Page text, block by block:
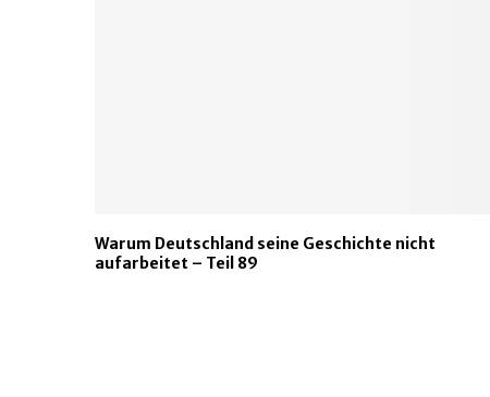
Warum Deutschland seine Geschichte nicht
aufarbeitet – Teil 89